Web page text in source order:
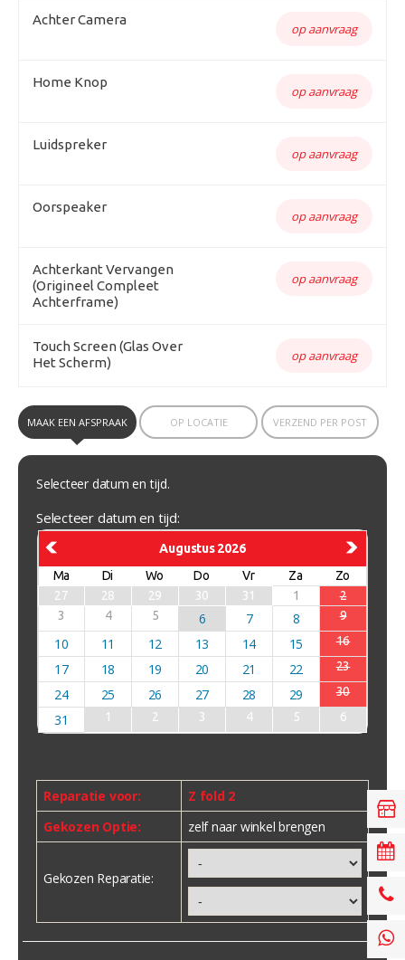
Achter Camera
op aanvraag
Home Knop
op aanvraag
Luidspreker
op aanvraag
Oorspeaker
op aanvraag
Achterkant Vervangen
(Origineel Compleet
Achterframe)
op aanvraag
Touch Screen (Glas Over
Het Scherm)
op aanvraag
MAAK EEN AFSPRAAK OP LOCATIE VERZEND PER POST
Selecteer datum en tijd.
Selecteer datum en tijd:
Augustus 2026
Ma
Di Wo Do Vr Za
Zo
27
28 29 30 31 1
2
3
4 5 6 7 8 9
10 11 12 13 14 15 16
17 18 19 20 21 22 23
24 25 26 27 28 29 30
31 1 2 3 4 5 6
Reparatie voor:
Z fold 2
Gekozen Optie:
zelf naar winkel brengen
Gekozen Reparatie: